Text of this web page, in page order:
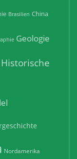
Brasilien China
Geologie
Historische
Nordamerika